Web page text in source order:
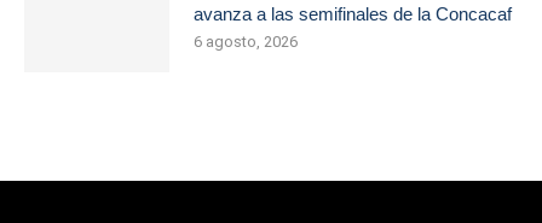
avanza a las semifinales de la Concacaf
6 agosto, 2026